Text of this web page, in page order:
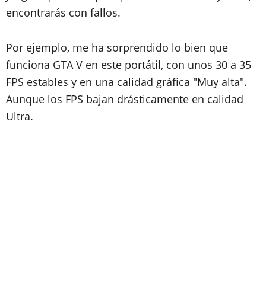
encontrarás con fallos.
Por ejemplo, me ha sorprendido lo bien que
funciona GTA V en este portátil, con unos 30 a 35
FPS estables y en una calidad gráfica "Muy alta".
Aunque los FPS bajan drásticamente en calidad
Ultra.